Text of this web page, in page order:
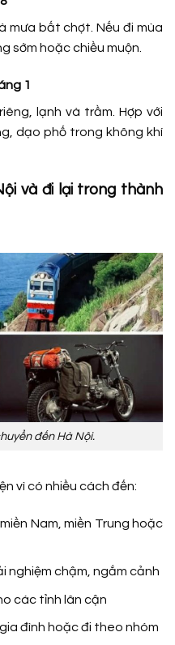
mưa bất chợt. Nếu đi mùa
sớm hoặc chiều muộn.
1
lạnh và trầm. Hợp với
dạo phố trong không khí
và đi lại trong thành
đến Hà Nội.
vì có nhiều cách đến:
Nam, miền Trung hoặc
nghiệm chậm, ngắm cảnh
các tỉnh lân cận
đình hoặc đi theo nhóm